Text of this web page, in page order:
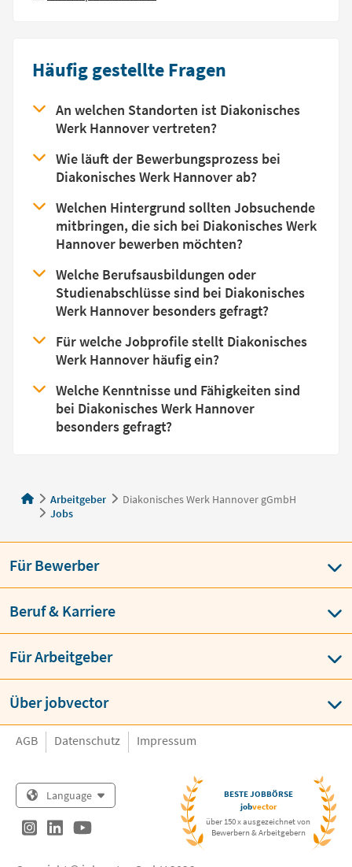
Häufig gestellte Fragen
An welchen Standorten ist Diakonisches
Werk Hannover vertreten?
Wie läuft der Bewerbungsprozess bei
Diakonisches Werk Hannover ab?
Welchen Hintergrund sollten Jobsuchende
mitbringen, die sich bei Diakonisches Werk
Hannover bewerben möchten?
Welche Berufsausbildungen oder
Studienabschlüsse sind bei Diakonisches
Werk Hannover besonders gefragt?
Für welche Jobprofile stellt Diakonisches
Werk Hannover häufig ein?
Welche Kenntnisse und Fähigkeiten sind
bei Diakonisches Werk Hannover
besonders gefragt?
Arbeitgeber
Diakonisches Werk Hannover gGmbH
Jobs
Für Bewerber
Beruf & Karriere
Für Arbeitgeber
Über jobvector
AGB Datenschutz Impressum
Language
BESTE JOBBÖRSE
jobvector
über 150 x ausgezeichnet von
Bewerbern & Arbeitgebern